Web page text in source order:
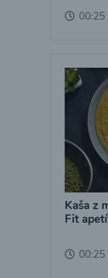
00:25
Kaša z
Fit
00:25